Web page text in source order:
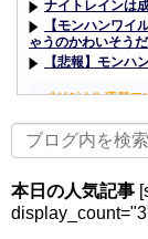
ナイトレインは
【モンハンワイ
ゃうのかわいそう
【悲報】モンハ
Powered by
本日の人気記事